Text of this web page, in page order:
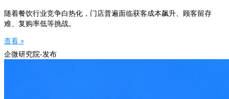
随着餐饮行业竞争白热化，门店普遍面临获客成本飙升、顾客留存
难、复购率低等挑战。
查看 »
企微研究院-发布